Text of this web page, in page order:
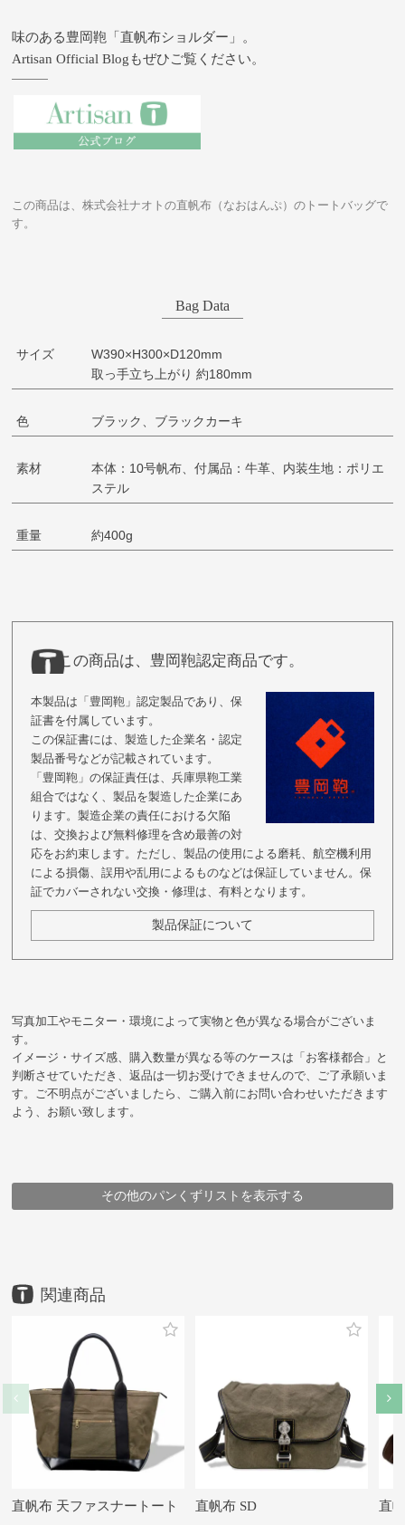
味のある豊岡鞄「直帆布ショルダー」。
Artisan Official Blogもぜひご覧ください。
この商品は、株式会社ナオトの直帆布（なおはんぷ）のトートバッグで
す。
Bag Data
サイズ
W390×H300×D120mm
取っ手立ち上がり 約180mm
色 ブラック、ブラックカーキ
素材
本体：10号帆布、付属品：牛革、内装生地：ポリエ
ステル
重量 約400g
この商品は、豊岡鞄認定商品です。
本製品は「豊岡鞄」認定製品であり、保
証書を付属しています。
この保証書には、製造した企業名・認定
製品番号などが記載されています。
「豊岡鞄」の保証責任は、兵庫県鞄工業
組合ではなく、製品を製造した企業にあ
ります。製造企業の責任における欠陥
は、交換および無料修理を含め最善の対
応をお約束します。ただし、製品の使用による磨耗、航空機利用
による損傷、誤用や乱用によるものなどは保証していません。保
証でカバーされない交換・修理は、有料となります。
製品保証について
写真加工やモニター・環境によって実物と色が異なる場合がございま
す。
イメージ・サイズ感、購入数量が異なる等のケースは「お客様都合」と
判断させていただき、返品は一切お受けできませんので、ご了承願いま
す。ご不明点がございましたら、ご購入前にお問い合わせいただきます
よう、お願い致します。
その他のパンくずリストを表示する
直帆布 天ファスナートート
直帆布 SD
直